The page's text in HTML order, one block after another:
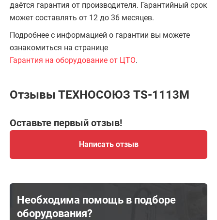
даётся гарантия от производителя. Гарантийный срок
может составлять от 12 до 36 месяцев.
Подробнее с информацией о гарантии вы можете
ознакомиться на странице
Гарантия на оборудование от ЦТО.
Отзывы ТЕХНОСОЮЗ TS-1113M
Оставьте первый отзыв!
Написать отзыв
Необходима помощь в подборе
оборудования?